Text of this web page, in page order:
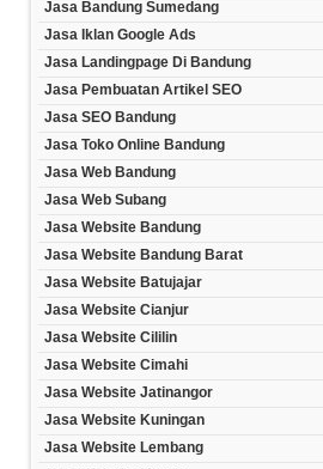
Jasa Bandung Sumedang
Jasa Iklan Google Ads
Jasa Landingpage Di Bandung
Jasa Pembuatan Artikel SEO
Jasa SEO Bandung
Jasa Toko Online Bandung
Jasa Web Bandung
Jasa Web Subang
Jasa Website Bandung
Jasa Website Bandung Barat
Jasa Website Batujajar
Jasa Website Cianjur
Jasa Website Cililin
Jasa Website Cimahi
Jasa Website Jatinangor
Jasa Website Kuningan
Jasa Website Lembang